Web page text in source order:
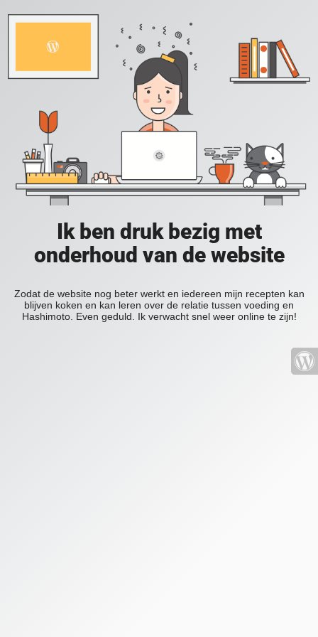
Ik ben druk bezig met
onderhoud van de website
Zodat de website nog beter werkt en iedereen mijn recepten kan
blijven koken en kan leren over de relatie tussen voeding en
Hashimoto. Even geduld. Ik verwacht snel weer online te zijn!